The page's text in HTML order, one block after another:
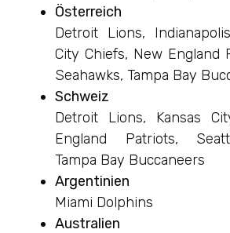
Österreich
Detroit Lions,
City Chiefs, New England
Seahawks, Tampa Bay
Schweiz
Detroit Lions, Kansas
England Patriots,
Tampa Bay Buccaneers
Argentinien
Miami Dolphins
Australien